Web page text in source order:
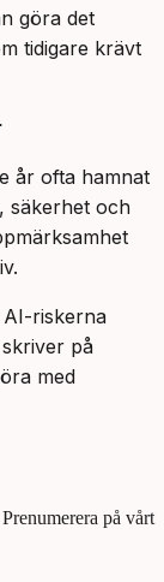
göra det
tidigare krävt
år ofta hamnat
säkerhet och
AI-riskerna
på
med
på vårt